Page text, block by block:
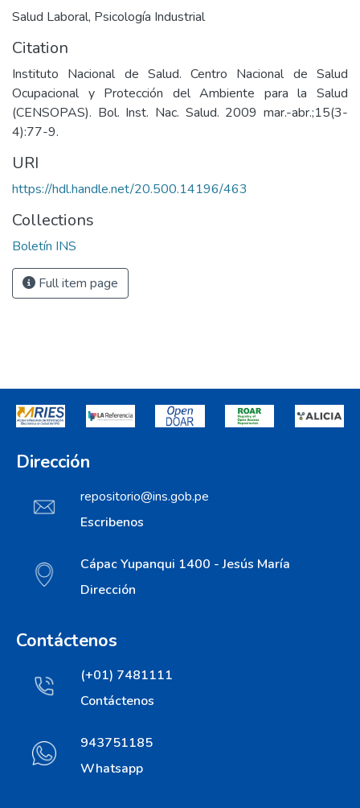
Salud Laboral, Psicología Industrial
Citation
Instituto Nacional de Salud. Centro Nacional de Salud
Ocupacional y Protección del Ambiente para la Salud
(CENSOPAS). Bol. Inst. Nac. Salud. 2009 mar.-abr.;15(3-
4):77-9.
URI
https://hdl.handle.net/20.500.14196/463
Collections
Boletín INS
Full item page
Dirección
repositorio@ins.gob.pe
Escribenos
Cápac Yupanqui 1400 - Jesús María
Dirección
Contáctenos
(+01) 7481111
Contáctenos
943751185
Whatsapp